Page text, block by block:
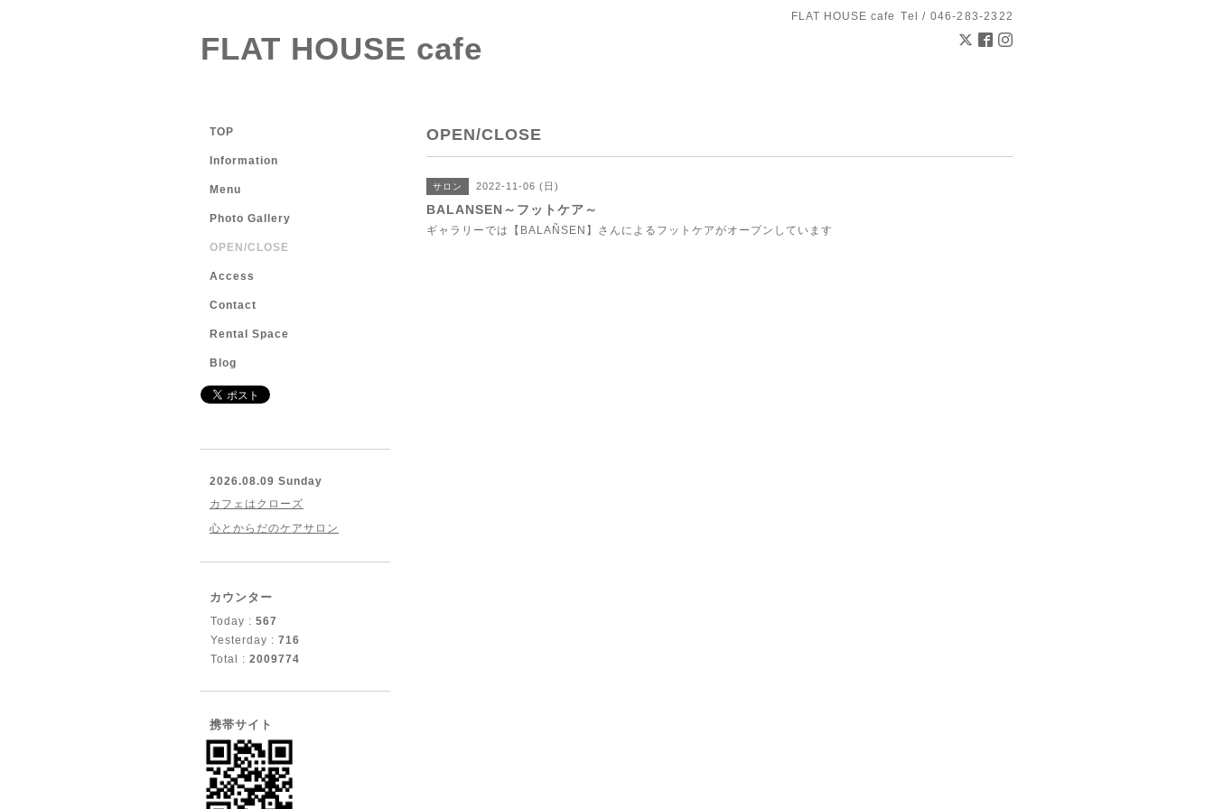
FLAT HOUSE cafe Tel / 046-283-2322
FLAT HOUSE cafe
OPEN/CLOSE
サロン 2022-11-06 (日)
BALANSEN～フットケア～
ギャラリーでは【BALAÑSEN】さんによるフットケアがオープンしています
TOP
Information
Menu
Photo Gallery
OPEN/CLOSE
Access
Contact
Rental Space
Blog
2026.08.09 Sunday
カフェはクローズ
心とからだのケアサロン
カウンター
Today : 567
Yesterday : 716
Total : 2009774
携帯サイト